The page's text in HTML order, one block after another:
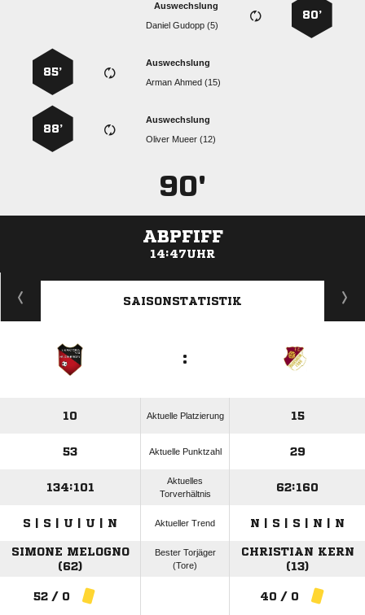
80’
Auswechslung
  
Auswechslung
  
85’
Auswechslung
  
88’
90'
ABPFIFF
14:47UHR
ANZEIGE
SAISONSTATISTIK
:
10 Aktuelle Platzierung 15
53 Aktuelle Punktzahl 29
134:101
Aktuelles
Torverhältnis
62:160
S | S | U | U | N Aktueller Trend N | S | S | N | N
SIMONE MELOGNO
(62)
Bester Torjäger
(Tore)
CHRISTIAN KERN
(13)
52 / 0 40 / 0